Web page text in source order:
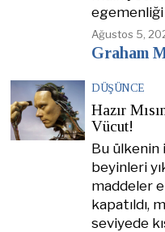
egemenliği
Ağustos 5,
Graham
DÜŞÜNCE
Hazır
Vücut!
Bu ülkenin
beyinleri
maddeler
kapatıldı,
seviyede